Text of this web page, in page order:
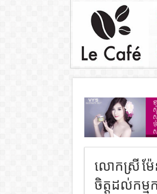
លោកស្រី ម៉
ចិត្ដដល់កម្ម